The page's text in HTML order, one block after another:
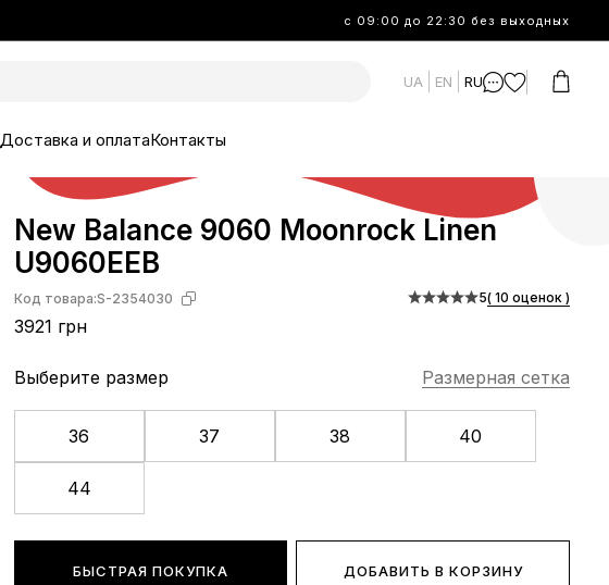
с 09:00 до 22:30 без выходных
UA EN RU
Доставка и оплатаКонтакты
New Balance 9060 Moonrock Linen
U9060EEB
Код товара:S-2354030
3921 грн
5( 10 оценок )
Выберите размер Размерная сетка
36 37 38 40
44
БЫСТРАЯ ПОКУПКА ДОБАВИТЬ В КОРЗИНУ